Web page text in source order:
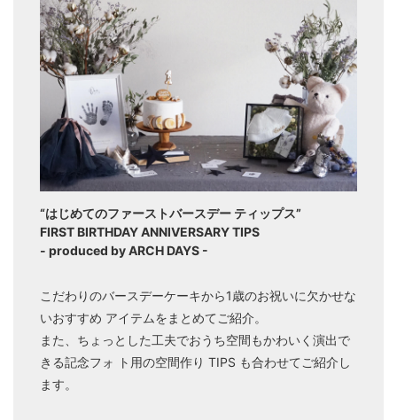
“はじめてのファーストバースデー ティップス”
FIRST BIRTHDAY ANNIVERSARY TIPS
- produced by ARCH DAYS -
こだわりのバースデーケーキから1歳のお祝いに欠かせな
いおすすめ アイテムをまとめてご紹介。
また、ちょっとした工夫でおうち空間もかわいく演出で
きる記念フォ ト用の空間作り TIPS も合わせてご紹介し
ます。